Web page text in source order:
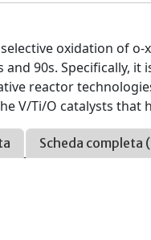
oxidation of
90s. Specifically,
reactor
V/Ti/O catalysts that
Scheda completa